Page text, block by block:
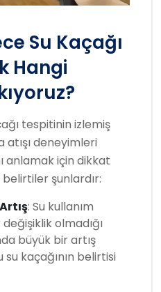
Su Kaçağı
Hangi
tespitinin izlemiş
deneyimleri
anlamak için dikkat
şunlardır:
: Su kullanım
olmadığı
büyük bir artış
kaçağının belirtisi